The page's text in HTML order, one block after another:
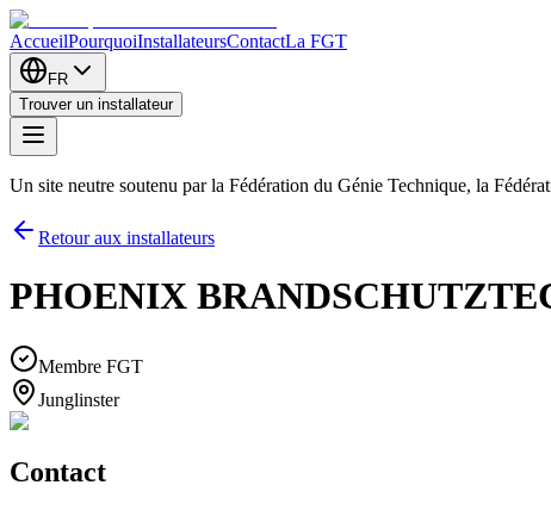
AccueilPourquoiInstallateursContactLa FGT
FR
Trouver un installateur
Un site neutre soutenu par la Fédération du Génie Technique, la
Retour aux installateurs
PHOENIX
Membre FGT
Junglinster
Contact